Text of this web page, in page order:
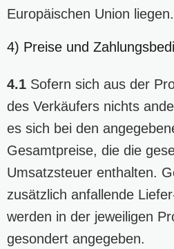
Europäischen Union liegen.
4) Preise und
4.1 Sofern sich aus der
des Verkäufers nichts
es sich bei den
Gesamtpreise, die die
Umsatzsteuer enthalten.
zusätzlich anfallende
werden in der jeweiligen
gesondert angegeben.